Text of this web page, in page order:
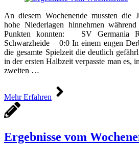
An diesem Wochenende mussten die
hohe Niederlagen hinnehmen
Punkten konnten: SV Germania
Schwarzheide – 0:0 In einem engen
die gesamte Spielzeit die deutlich
in der ersten Halbzeit verpasste man es,
zweiten …
Mehr Erfahren
Ergebnisse vom